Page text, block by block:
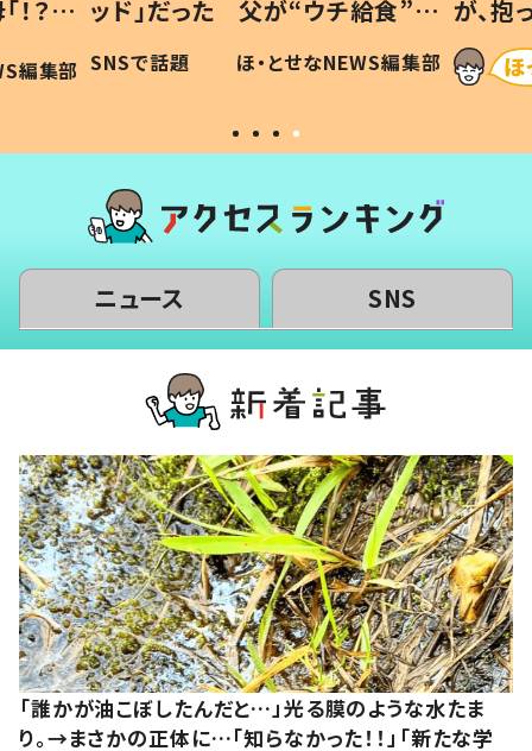
？」
編集部
ッド」だった 父が“ウチ給食”を
作り続ける理由とは #令和の親
#令和の子
SNSで話題 ほ・とせなNEWS編集部
が、
「涙が
い」
ニュース SNS
「誰かが油こぼしたんだと…」光る膜のような水たま
り。→まさかの正体に…「知らなかった！！」「新たな学